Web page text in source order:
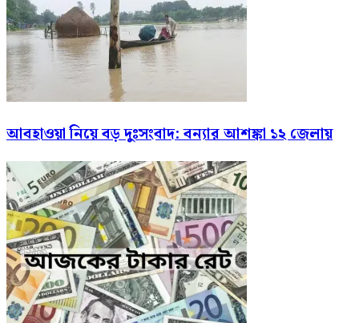
আবহাওয়া নিয়ে বড় দুঃসংবাদ: বন্যার আশঙ্কা ১২ জেলায়